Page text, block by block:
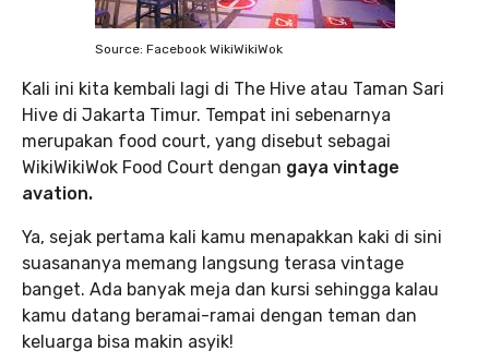
Source: Facebook WikiWikiWok
Kali ini kita kembali lagi di The Hive atau Taman Sari
Hive di Jakarta Timur. Tempat ini sebenarnya
merupakan food court, yang disebut sebagai
WikiWikiWok Food Court dengan gaya vintage
avation.
Ya, sejak pertama kali kamu menapakkan kaki di sini
suasananya memang langsung terasa vintage
banget. Ada banyak meja dan kursi sehingga kalau
kamu datang beramai-ramai dengan teman dan
keluarga bisa makin asyik!